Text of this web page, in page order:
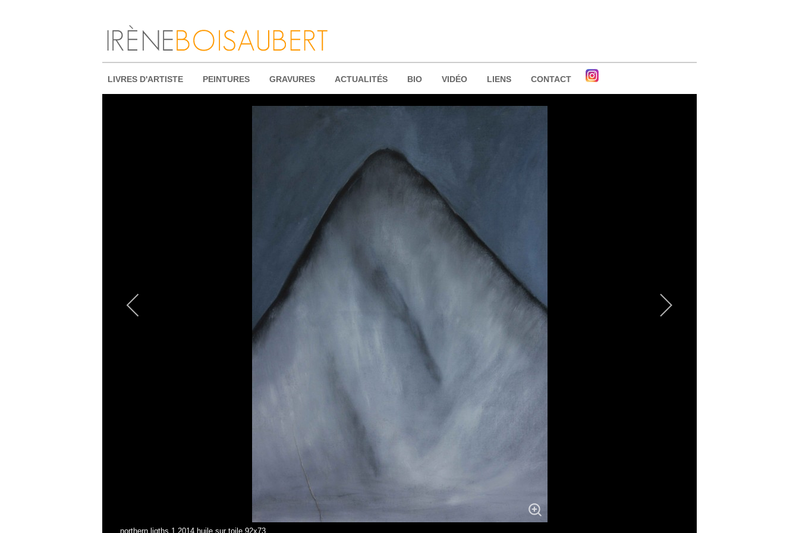
LIVRES D'ARTISTE PEINTURES GRAVURES ACTUALITÉS BIO VIDÉO LIENS CONTACT
northern ligths 1 2014 huile sur toile 92x73